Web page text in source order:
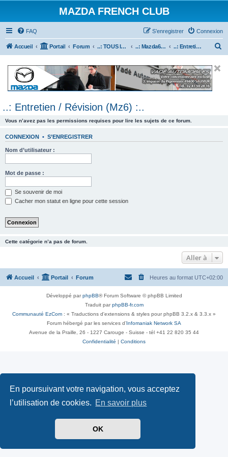
En poursuivant votre navigation, vous acceptez
l’utilisation de cookies. En savoir plus
OK
MAZDA FRENCH CLUB
FAQ Connexion
S’enregistrer
Accueil Portail Forum ..: TOUS les Véhicules MAZDA :.. ..: Mazda6 :.. ..: Entretien / Révision (Mz6) :..
e
..: Entretien / Révision (Mz6) :..
Vous n’avez pas les permissions requises pour lire les sujets de ce forum.
CONNEXION • S’ENREGISTRER
Nom d’utilisateur :
Mot de passe :
Se souvenir de moi
Cacher mon statut en ligne pour cette session
Cette catégorie n’a pas de forum.
Aller à
Accueil Portail Forum Heures au format UTC+02:00
Développé parphpBB® Forum Software © phpBB Limited
Traduit parphpBB-fr.com
Communauté EzCom : « Traductions d'extensions & styles pour phpBB 3.2.x & 3.3.x »
Forum hébergé par les services d’ Infomaniak Network SA
Avenue de la Praille, 26 - 1227 Carouge - Suisse - tél +41 22 820 35 44
Confidentialité
Conditions